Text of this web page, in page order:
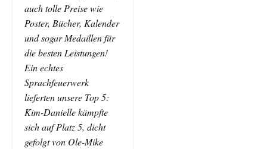
auch tolle Preise wie
Poster, Bücher, Kalender
und sogar Medaillen für
die besten Leistungen!
Ein echtes
Sprachfeuerwerk
lieferten unsere Top 5:
Kim-Danielle kämpfte
sich auf Platz 5, dicht
gefolgt von Ole-Mike